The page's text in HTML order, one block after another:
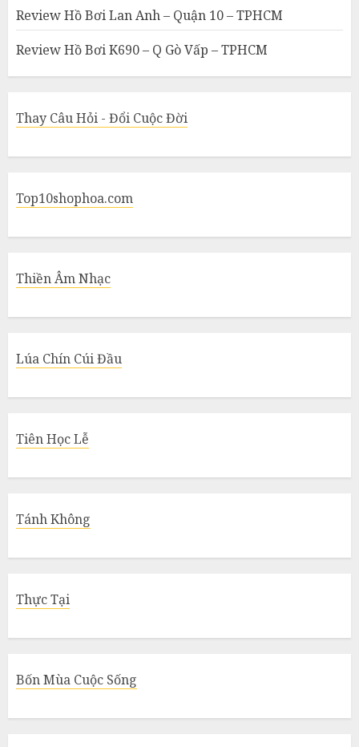
Review Hồ Bơi Lan Anh – Quận 10 – TPHCM
Review Hồ Bơi K690 – Q Gò Vấp – TPHCM
Thay Câu Hỏi - Đổi Cuộc Đời
Top10shophoa.com
Thiền Âm Nhạc
Lúa Chín Cúi Đầu
Tiên Học Lễ
Tánh Không
Thực Tại
Bốn Mùa Cuộc Sống